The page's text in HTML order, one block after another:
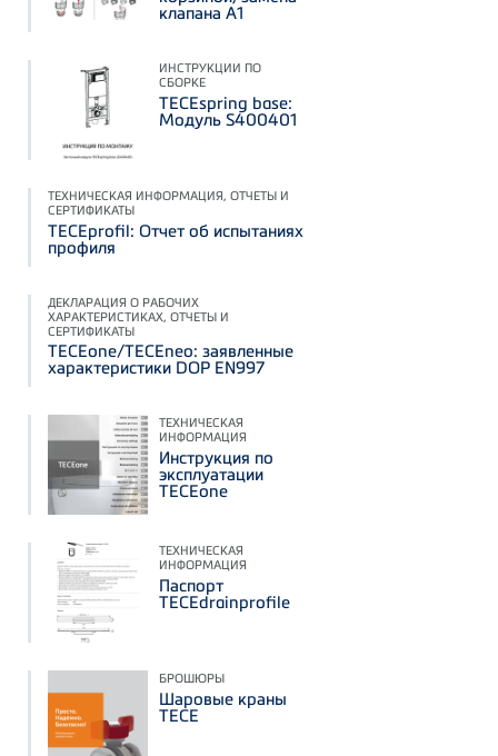
клапана А1
ИНСТРУКЦИИ ПО
СБОРКЕ
TECEspring base:
Модуль S400401
ТЕХНИЧЕСКАЯ ИНФОРМАЦИЯ, ОТЧЕТЫ И
СЕРТИФИКАТЫ
TECEprofil: Отчет об испытаниях
профиля
ДЕКЛАРАЦИЯ О РАБОЧИХ
ХАРАКТЕРИСТИКАХ, ОТЧЕТЫ И
СЕРТИФИКАТЫ
TECEone/TECEneo: заявленные
характеристики DOP EN997
ТЕХНИЧЕСКАЯ
ИНФОРМАЦИЯ
Инструкция по
эксплуатации
TECEone
ТЕХНИЧЕСКАЯ
ИНФОРМАЦИЯ
Паспорт
TECEdrainprofile
БРОШЮРЫ
Шаровые краны
TECE